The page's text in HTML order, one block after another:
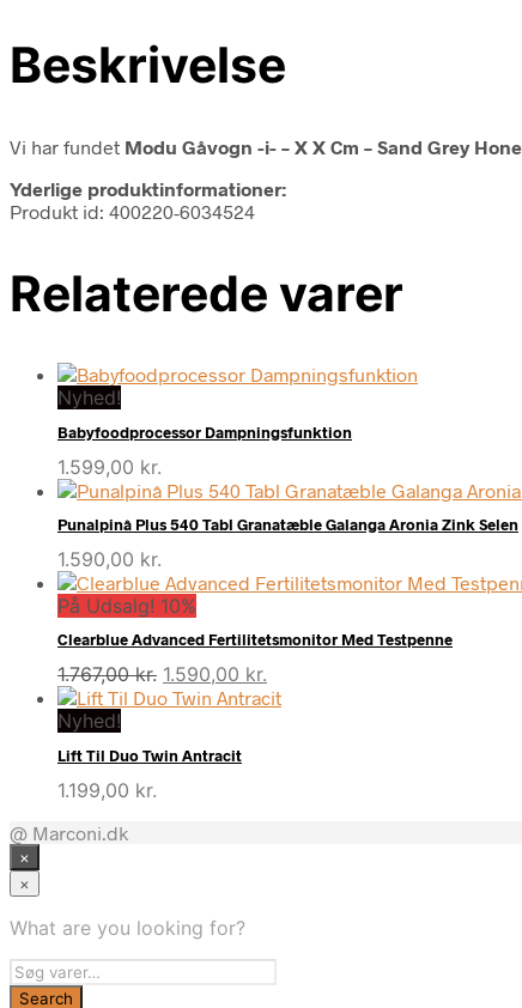
Beskrivelse
Vi har fundet Modu Gåvogn -i- – X X Cm – Sand Grey
Yderlige produktinformationer:
Produkt id: 400220-6034524
Relaterede varer
Nyhed!
Babyfoodprocessor Dampningsfunktion
1.599,00 kr.
Punalpinâ Plus 540 Tabl Granatæble Galanga Aronia Zink Selen
1.590,00 kr.
På Udsalg! 10%
Clearblue Advanced Fertilitetsmonitor Med Testpenne
1.767,00kr. Den
oprindelige
var:
1.767,00 kr..
1.590,00 kr.
aktuelle
Nyhed!
Lift Til Duo Twin Antracit
1.199,00 kr.
@ Marconi.dk
×
×
What are you looking for?